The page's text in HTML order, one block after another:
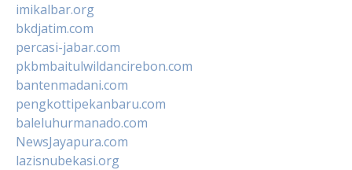
imikalbar.org
bkdjatim.com
percasi-jabar.com
pkbmbaitulwildancirebon.com
bantenmadani.com
pengkottipekanbaru.com
baleluhurmanado.com
NewsJayapura.com
lazisnubekasi.org